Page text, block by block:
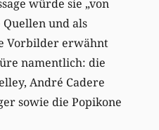
würde sie „von
und als
Vorbilder erwähnt
namentlich: die
André Cadere
sowie die Popikone